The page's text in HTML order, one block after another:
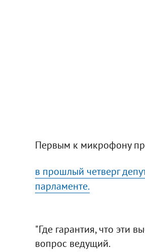
Первым к микрофону
в прошлый четверг
парламенте.
"Где гарантия, что эти
вопрос ведущий.